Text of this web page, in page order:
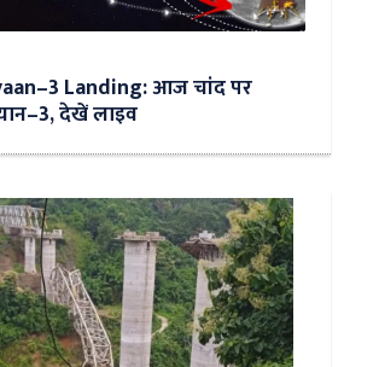
Landing: आज चांद पर
देखें लाइव